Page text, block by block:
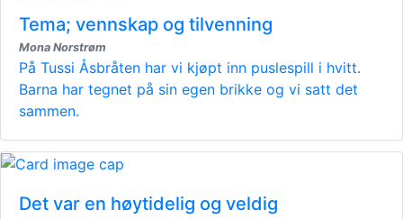
Tema; vennskap og tilvenning
Mona Norstrøm
På Tussi Åsbråten har vi kjøpt inn puslespill i hvitt.
Barna har tegnet på sin egen brikke og vi satt det
sammen.
Det var en høytidelig og veldig